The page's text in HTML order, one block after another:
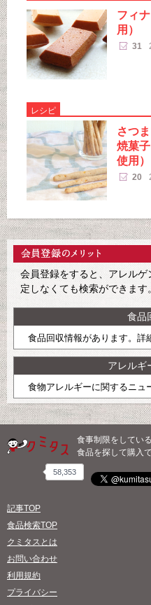
フィ
用）
31
レシピ
さつ
焼菓
使用）
20
会員登録をすると、アレル
定しなくても検索ができます。
食品
食品回収情報があります。詳
アレルギ
食物アレルギーに関するニュ
食事制限をしてい
食品を探して購入
58,353
記事TOP
食品検索TOP
クミタスとは
お問い合わせ
利用規約
プライバシー